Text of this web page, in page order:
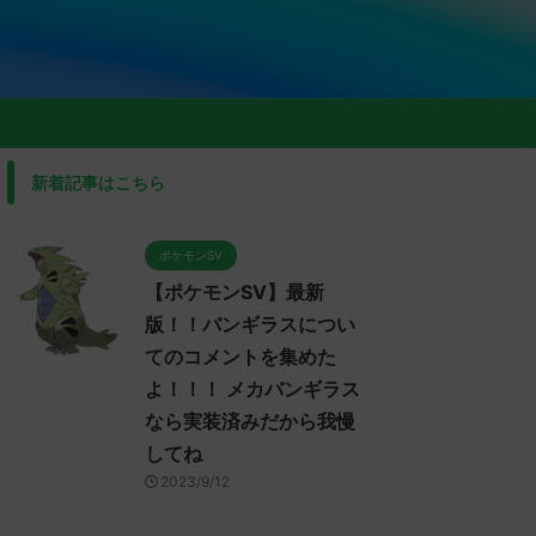
新着記事はこちら
ポケモンSV
【ポケモンSV】最新
版！！バンギラスについ
てのコメントを集めた
よ！！！ メカバンギラス
なら実装済みだから我慢
してね
2023/9/12